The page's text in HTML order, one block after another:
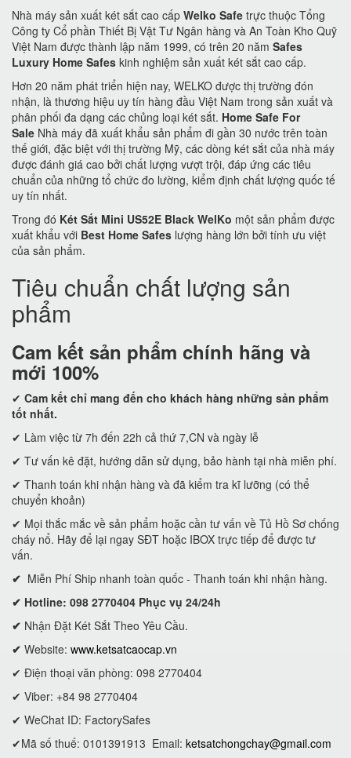
Nhà máy sản xuất két sắt cao cấp Welko Safe trực thuộc Tổng
Công ty Cổ phần Thiết Bị Vật Tư Ngân hàng và An Toàn Kho Quỹ
Việt Nam được thành lập năm 1999, có trên 20 năm Safes
Luxury Home Safes kinh nghiệm sản xuất két sắt cao cấp.
Hơn 20 năm phát triển hiện nay, WELKO được thị trường đón
nhận, là thương hiệu uy tín hàng đầu Việt Nam trong sản xuất và
phân phối đa dạng các chủng loại két sắt. Home Safe For
Sale Nhà máy đã xuất khẩu sản phẩm đi gần 30 nước trên toàn
thế giới, đặc biệt với thị trường Mỹ, các dòng két sắt của nhà máy
được đánh giá cao bởi chất lượng vượt trội, đáp ứng các tiêu
chuẩn của những tổ chức đo lường, kiểm định chất lượng quốc tế
uy tín nhất.
Trong đó Két Sắt Mini US52E Black WelKo một sản phẩm được
xuất khẩu với Best Home Safes lượng hàng lớn bởi tính ưu việt
của sản phẩm.
Tiêu chuẩn chất lượng sản
phẩm
Cam kết sản phẩm chính hãng và
mới 100%
✔ Cam kết chỉ mang đến cho khách hàng những sản phẩm
tốt nhất.
✔ Làm việc từ 7h đến 22h cả thứ 7,CN và ngày lễ
✔ Tư vấn kê đặt, hướng dẫn sử dụng, bảo hành tại nhà miễn phí.
✔ Thanh toán khi nhận hàng và đã kiểm tra kĩ lưỡng (có thể
chuyển khoản)
✔ Mọi thắc mắc về sản phẩm hoặc cần tư vấn về Tủ Hồ Sơ chống
cháy nổ. Hãy để lại ngay SĐT hoặc IBOX trực tiếp để được tư
vấn.
✔ Miễn Phí Ship nhanh toàn quốc - Thanh toán khi nhận hàng.
✔ Hotline: 098 2770404 Phục vụ 24/24h
✔ Nhận Đặt Két Sắt Theo Yêu Cầu.
✔ Website: www.ketsatcaocap.vn
✔ Điện thoại văn phòng: 098 2770404
✔ Viber: +84 98 2770404
✔ WeChat ID: FactorySafes
✔Mã số thuế: 0101391913 Email: ketsatchongchay@gmail.com